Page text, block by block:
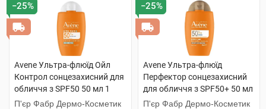
−25%
Avene Ультра-флюїд Ойл
Контрол сонцезахисний для
обличчя з SPF50 50 мл 1
флакон
П'єр Фабр Дермо-Косметик
−25%
Avene Ультра-флюїд
Перфектор сонцезахисний
для обличчя з SPF50+ 50 мл
1 флакон
П'єр Фабр Дермо-Косметик